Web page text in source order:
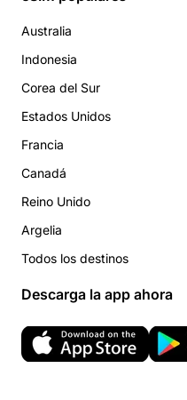
Australia
Indonesia
Corea del Sur
Estados Unidos
Francia
Canadá
Reino Unido
Argelia
Todos los destinos
Descarga la app ahora